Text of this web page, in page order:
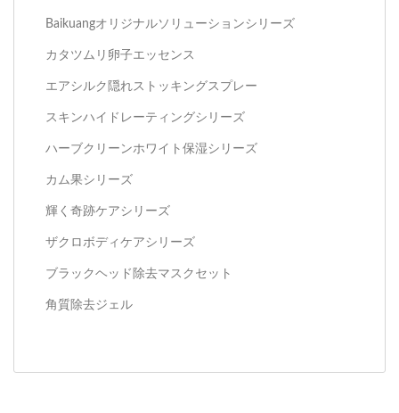
Baikuangオリジナルソリューションシリーズ
カタツムリ卵子エッセンス
エアシルク隠れストッキングスプレー
スキンハイドレーティングシリーズ
ハーブクリーンホワイト保湿シリーズ
カム果シリーズ
輝く奇跡ケアシリーズ
ザクロボディケアシリーズ
ブラックヘッド除去マスクセット
角質除去ジェル